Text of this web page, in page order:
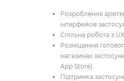
Розроблення
інтерфейсів
Спільна робота з
Розміщення
магазинах
App Store).
Підтримка